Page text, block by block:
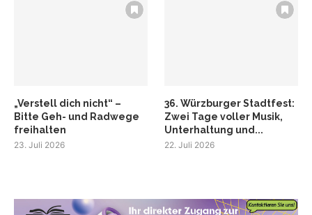
„Verstell dich nicht“ –
Bitte Geh- und Radwege
freihalten
23. Juli 2026
36. Würzburger Stadtfest:
Zwei Tage voller Musik,
Unterhaltung und...
22. Juli 2026